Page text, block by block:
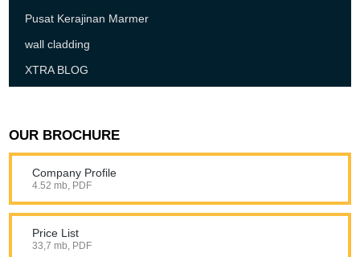
Pusat Kerajinan Marmer
wall cladding
XTRA BLOG
OUR BROCHURE
Company Profile
4.52 mb, PDF
Price List
33,7 mb, PDF